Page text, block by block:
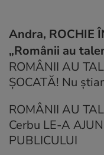
Andra, ROCHIE
„Românii au
ROMÂNII AU
ŞOCATĂ! Nu
ROMÂNII AU
Cerbu LE-A
PUBLICULUI